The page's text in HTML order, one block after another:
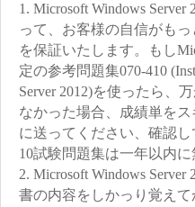
1. Microsoft Windows
って、お客様の自信がも
を保証いたします。もし
定の参考問題集070-410
Server 2012)を使ったら、
なかった場合、成績単を
に送ってください、確認
10試験問題集は一年以内
2. Microsoft Windows
書の内容をしかっり覚え